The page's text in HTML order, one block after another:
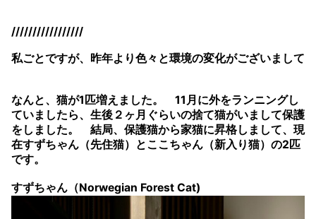
/////////////////
私ごとですが、昨年より色々と環境の変化がございまして
なんと、猫が1匹増えました。 11月に外をランニングし
ていましたら、生後２ヶ月ぐらいの捨て猫がいまして保護
をしました。 結局、保護猫から家猫に昇格しまして、現
在すずちゃん（先住猫）とここちゃん（新入り猫）の2匹
です。
すずちゃん（Norwegian Forest Cat)